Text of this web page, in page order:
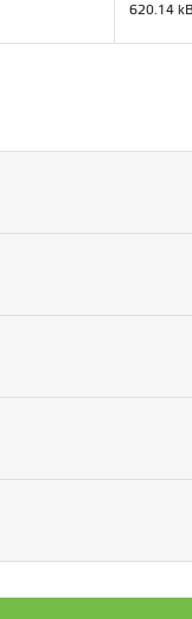
620.14 kB